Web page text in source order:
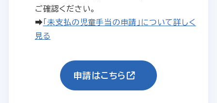
ご確認ください。
➡ 「未支払の児童手当の申請」について詳しく
見る
申請はこちら